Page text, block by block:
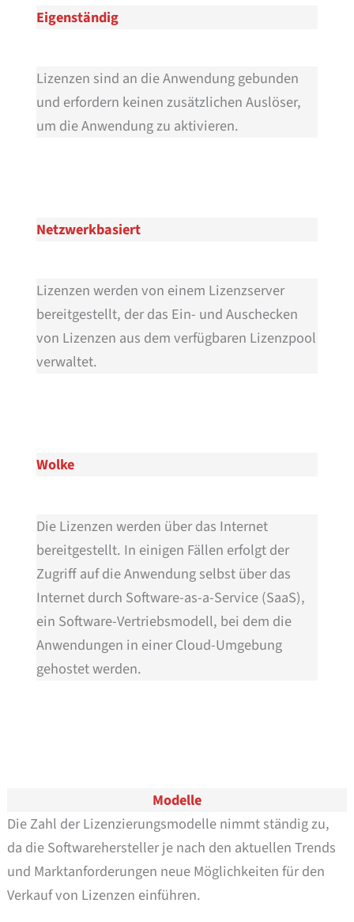
Eigenständig
Lizenzen sind an die Anwendung gebunden
und erfordern keinen zusätzlichen Auslöser,
um die Anwendung zu aktivieren.
Netzwerkbasiert
Lizenzen werden von einem Lizenzserver
bereitgestellt, der das Ein- und Auschecken
von Lizenzen aus dem verfügbaren Lizenzpool
verwaltet.
Wolke
Die Lizenzen werden über das Internet
bereitgestellt. In einigen Fällen erfolgt der
Zugriff auf die Anwendung selbst über das
Internet durch Software-as-a-Service (SaaS),
ein Software-Vertriebsmodell, bei dem die
Anwendungen in einer Cloud-Umgebung
gehostet werden.
Modelle
Die Zahl der Lizenzierungsmodelle nimmt ständig zu,
da die Softwarehersteller je nach den aktuellen Trends
und Marktanforderungen neue Möglichkeiten für den
Verkauf von Lizenzen einführen.